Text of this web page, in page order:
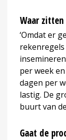
Waar zitten
‘Omdat er
per week
dagen per
lastig. De
buurt van
Gaat de